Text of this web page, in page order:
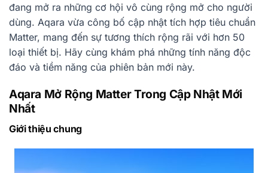
đang mở ra những cơ hội vô cùng rộng mở cho người
dùng. Aqara vừa công bố cập nhật tích hợp tiêu chuẩn
Matter, mang đến sự tương thích rộng rãi với hơn 50
loại thiết bị. Hãy cùng khám phá những tính năng độc
đáo và tiềm năng của phiên bản mới này.
Aqara Mở Rộng Matter Trong Cập Nhật Mới
Nhất
Giới thiệu chung